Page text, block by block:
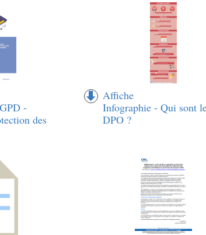
-
des
Affiche
Infographie - Qui sont
DPO ?